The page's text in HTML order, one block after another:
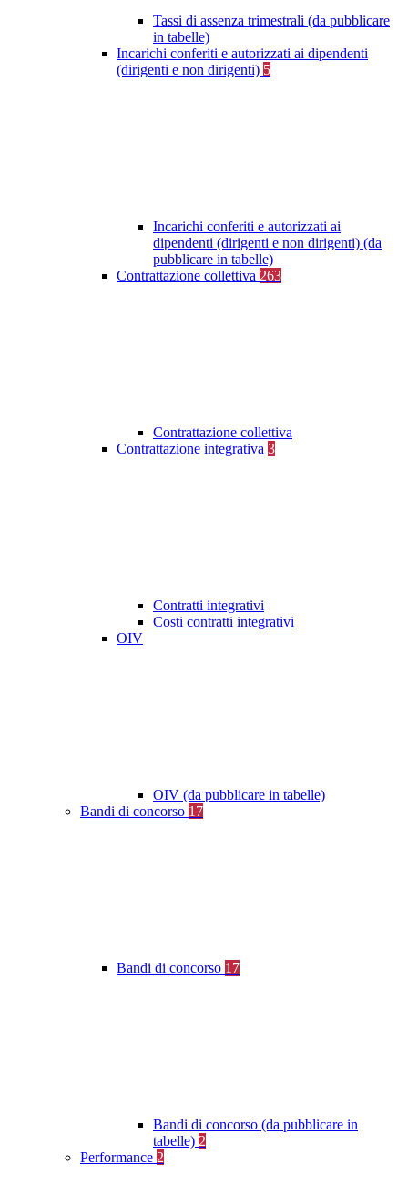
Tassi di assenza trimestrali (da pubblicare
in tabelle)
Incarichi conferiti e autorizzati ai dipendenti
(dirigenti e non dirigenti) 5
Incarichi conferiti e autorizzati ai
dipendenti (dirigenti e non dirigenti) (da
pubblicare in tabelle)
Contrattazione collettiva 263
Contrattazione collettiva
Contrattazione integrativa 3
Contratti integrativi
Costi contratti integrativi
OIV
OIV (da pubblicare in tabelle)
Bandi di concorso 17
Bandi di concorso 17
Bandi di concorso (da pubblicare in
tabelle) 2
Performance 2